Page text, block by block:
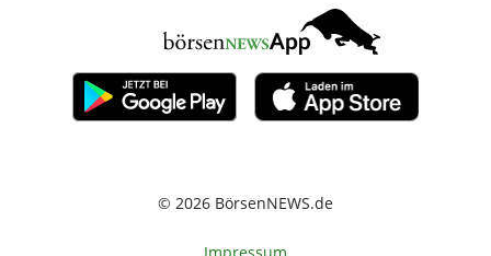
© 2026 BörsenNEWS.de